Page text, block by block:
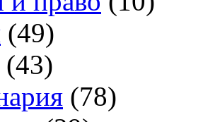
(49)
(43)
(78)